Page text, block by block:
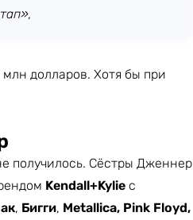
долларов. Хотя бы при
получилось. Сёстры Дженнер
Kendall+Kylie с
, Бигги, Metallica, Pink Floyd,